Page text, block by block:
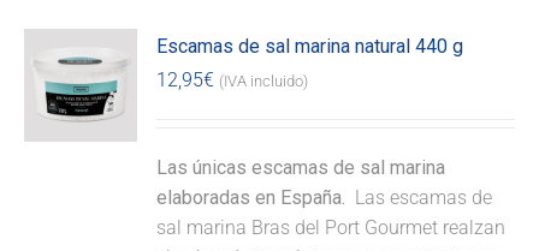
Escamas de sal marina natural 440 g
12,95€ (IVA incluido)
Las únicas escamas de sal marina
elaboradas en España. Las escamas de
sal marina Bras del Port Gourmet realzan